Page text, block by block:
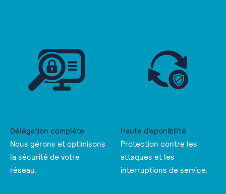
Délégation complète
Nous gérons et optimisons
la sécurité de votre
réseau.
Haute disponibilité
Protection contre les
attaques et les
interruptions de service.